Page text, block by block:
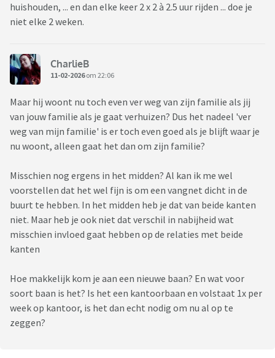
huishouden, ... en dan elke keer 2 x 2 à 2.5 uur rijden ... doe je
niet elke 2 weken.
CharlieB
11-02-2026om 22:06
Maar hij woont nu toch even ver weg van zijn familie als jij
van jouw familie als je gaat verhuizen? Dus het nadeel 'ver
weg van mijn familie' is er toch even goed als je blijft waar je
nu woont, alleen gaat het dan om zijn familie?
Misschien nog ergens in het midden? Al kan ik me wel
voorstellen dat het wel fijn is om een vangnet dicht in de
buurt te hebben. In het midden heb je dat van beide kanten
niet. Maar heb je ook niet dat verschil in nabijheid wat
misschien invloed gaat hebben op de relaties met beide
kanten
Hoe makkelijk kom je aan een nieuwe baan? En wat voor
soort baan is het? Is het een kantoorbaan en volstaat 1x per
week op kantoor, is het dan echt nodig om nu al op te
zeggen?